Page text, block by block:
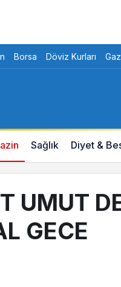
Borsa Döviz Kurları
Sağlık Diyet &
UMUT
GECE